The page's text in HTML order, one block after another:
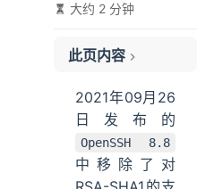
大约 2 分钟
此页内容
临时解决
参考连接
2021年09月26
日发布的
OpenSSH 8.8
中移除了对